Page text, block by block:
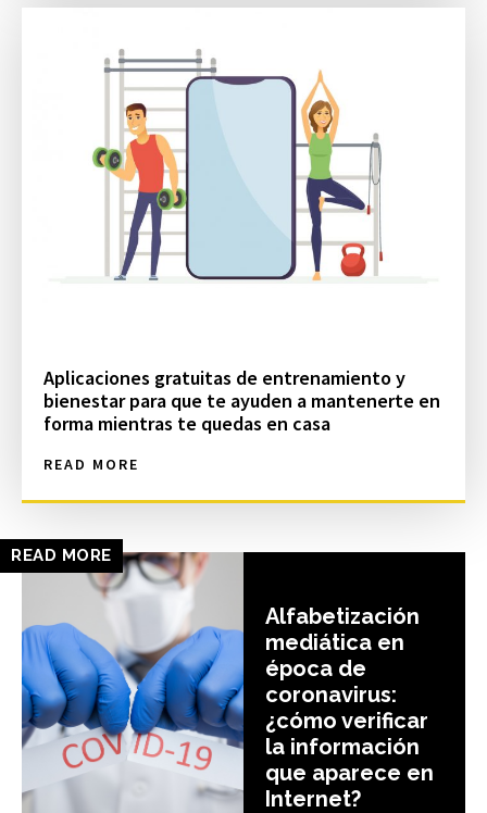
Aplicaciones gratuitas de entrenamiento y
bienestar para que te ayuden a mantenerte en
forma mientras te quedas en casa
READ MORE
READ MORE
Alfabetización
mediática en
época de
coronavirus:
¿cómo verificar
la información
que aparece en
Internet?